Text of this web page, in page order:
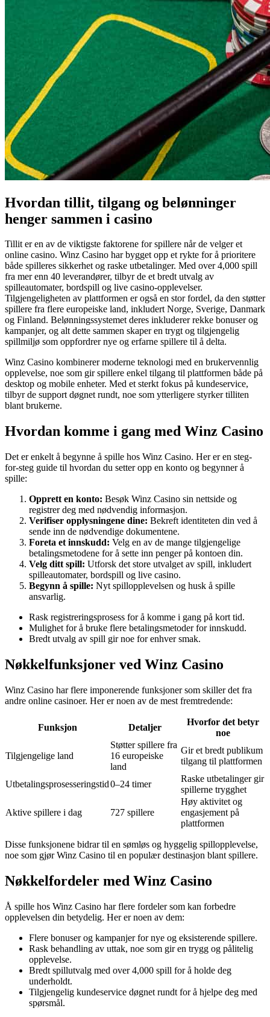
Hvordan tillit, tilgang og belønninger
henger sammen i casino
Tillit er en av de viktigste faktorene for spillere når de velger et
online casino. Winz Casino har bygget opp et rykte for å prioritere
både spilleres sikkerhet og raske utbetalinger. Med over 4,000 spill
fra mer enn 40 leverandører, tilbyr de et bredt utvalg av
spilleautomater, bordspill og live casino-opplevelser.
Tilgjengeligheten av plattformen er også en stor fordel, da den støtter
spillere fra flere europeiske land, inkludert Norge, Sverige, Danmark
og Finland. Belønningssystemet deres inkluderer rekke bonuser og
kampanjer, og alt dette sammen skaper en trygt og tilgjengelig
spillmiljø som oppfordrer nye og erfarne spillere til å delta.
Winz Casino kombinerer moderne teknologi med en brukervennlig
opplevelse, noe som gir spillere enkel tilgang til plattformen både på
desktop og mobile enheter. Med et sterkt fokus på kundeservice,
tilbyr de support døgnet rundt, noe som ytterligere styrker tilliten
blant brukerne.
Hvordan komme i gang med Winz Casino
Det er enkelt å begynne å spille hos Winz Casino. Her er en steg-
for-steg guide til hvordan du setter opp en konto og begynner å
spille:
Opprett en konto: Besøk Winz Casino sin nettside og
registrer deg med nødvendig informasjon.
Verifiser opplysningene dine: Bekreft identiteten din ved å
sende inn de nødvendige dokumentene.
Foreta et innskudd: Velg en av de mange tilgjengelige
betalingsmetodene for å sette inn penger på kontoen din.
Velg ditt spill: Utforsk det store utvalget av spill, inkludert
spilleautomater, bordspill og live casino.
Begynn å spille: Nyt spillopplevelsen og husk å spille
ansvarlig.
Rask registreringsprosess for å komme i gang på kort tid.
Mulighet for å bruke flere betalingsmetoder for innskudd.
Bredt utvalg av spill gir noe for enhver smak.
Nøkkelfunksjoner ved Winz Casino
Winz Casino har flere imponerende funksjoner som skiller det fra
andre online casinoer. Her er noen av de mest fremtredende:
Funksjon Detaljer
Hvorfor det betyr
noe
Tilgjengelige land
Støtter spillere fra
16 europeiske
land
Gir et bredt publikum
tilgang til plattformen
Utbetalingsprosesseringstid0–24 timer
Raske utbetalinger gir
spillerne trygghet
Aktive spillere i dag 727 spillere
Høy aktivitet og
engasjement på
plattformen
Disse funksjonene bidrar til en sømløs og hyggelig spillopplevelse,
noe som gjør Winz Casino til en populær destinasjon blant spillere.
Nøkkelfordeler med Winz Casino
Å spille hos Winz Casino har flere fordeler som kan forbedre
opplevelsen din betydelig. Her er noen av dem:
Flere bonuser og kampanjer for nye og eksisterende spillere.
Rask behandling av uttak, noe som gir en trygg og pålitelig
opplevelse.
Bredt spillutvalg med over 4,000 spill for å holde deg
underholdt.
Tilgjengelig kundeservice døgnet rundt for å hjelpe deg med
spørsmål.